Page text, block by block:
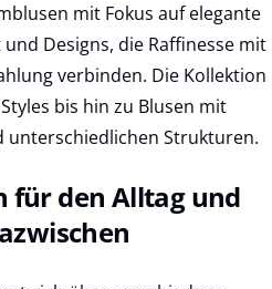
mit Fokus auf elegante
Designs, die Raffinesse mit
verbinden. Die Kollektion
bis hin zu Blusen mit
unterschiedlichen Strukturen.
für den Alltag und